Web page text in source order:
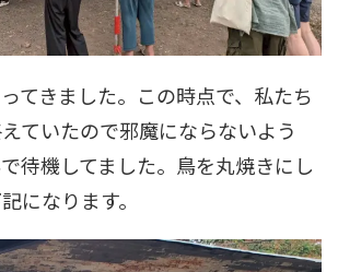
てきました。この時点で、私たち
ていたので邪魔にならないよう
待機してました。鳥を丸焼きにし
になります。